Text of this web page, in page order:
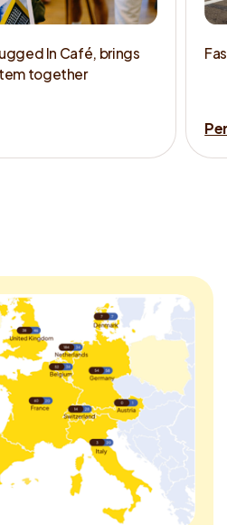
In Café, brings
together